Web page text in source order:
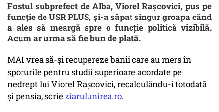
Fostul subprefect de Alba, Viorel Rașcovici, pus pe
funcție de USR PLUS, și-a săpat singur groapa când
a ales să meargă spre o funcție politică vizibilă.
Acum ar urma să fie bun de plată.
MAI vrea să-și recupereze banii care au mers în
sporurile pentru studii superioare acordate pe
nedrept lui Viorel Rașcovici, recalculându-i totodată
și pensia, scrieziarulunirea.ro.